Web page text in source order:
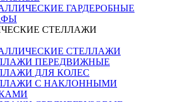
ГАРДЕРОБНЫЕ
СТЕЛЛАЖИ
СТЕЛЛАЖИ
ПЕРЕДВИЖНЫЕ
ДЛЯ КОЛЕС
С НАКЛОННЫМИ